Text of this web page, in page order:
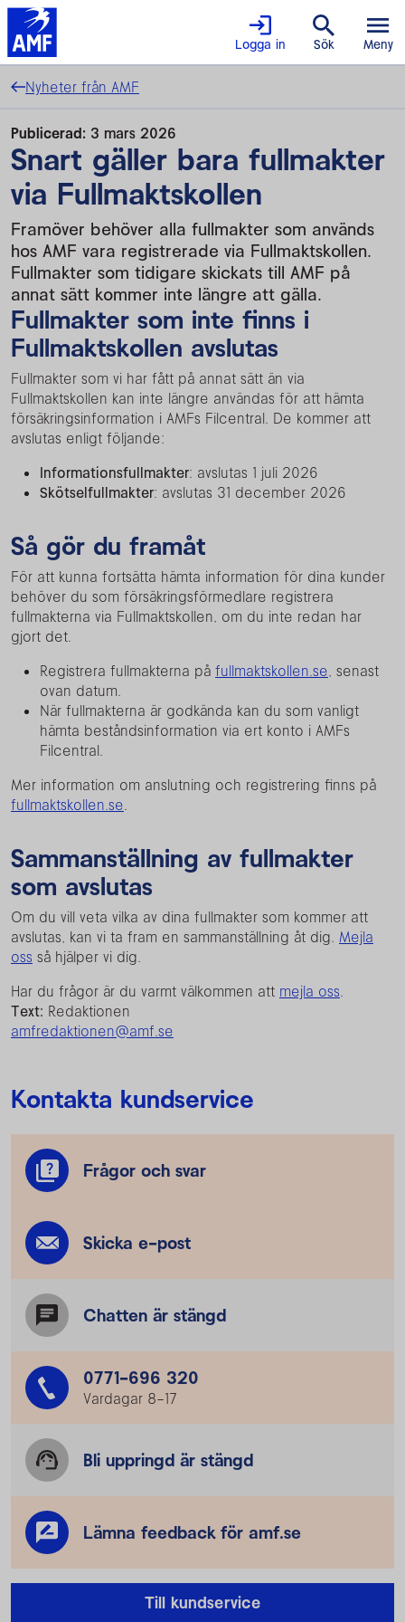
Logga in Sök Meny
Nyheter från AMF
Publicerad: 3 mars 2026
Snart gäller bara fullmakter
via Fullmaktskollen
Framöver behöver alla fullmakter som används
hos AMF vara registrerade via Fullmaktskollen.
Fullmakter som tidigare skickats till AMF på
annat sätt kommer inte längre att gälla.
Fullmakter som inte finns i
Fullmaktskollen avslutas
Fullmakter som vi har fått på annat sätt än via
Fullmaktskollen kan inte längre användas för att hämta
försäkringsinformation i AMFs Filcentral. De kommer att
avslutas enligt följande:
Informationsfullmakter: avslutas 1 juli 2026
Skötselfullmakter: avslutas 31 december 2026
Så gör du framåt
För att kunna fortsätta hämta information för dina kunder
behöver du som försäkringsförmedlare registrera
fullmakterna via Fullmaktskollen, om du inte redan har
gjort det.
Registrera fullmakterna på fullmaktskollen.se, senast
ovan datum.
När fullmakterna är godkända kan du som vanligt
hämta beståndsinformation via ert konto i AMFs
Filcentral.
Mer information om anslutning och registrering finns på
fullmaktskollen.se.
Sammanställning av fullmakter
som avslutas
Om du vill veta vilka av dina fullmakter som kommer att
avslutas, kan vi ta fram en sammanställning åt dig. Mejla
oss så hjälper vi dig.
Har du frågor är du varmt välkommen att mejla oss.
Text: Redaktionen
amfredaktionen@amf.se
Kontakta kundservice
Frågor och svar
Skicka e-post
Chatten är stängd
0771-696 320
Vardagar 8–17
Bli uppringd är stängd
Lämna feedback för amf.se
Till kundservice